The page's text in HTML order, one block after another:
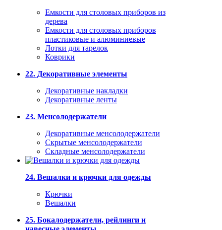
Емкости для столовых приборов из
дерева
Емкости для столовых приборов
пластиковые и алюминиевые
Лотки для тарелок
Коврики
22. Декоративные элементы
Декоративные накладки
Декоративные ленты
23. Менсолодержатели
Декоративные менсолодержатели
Скрытые менсолодержатели
Складные менсолодержатели
24. Вешалки и крючки для одежды
Крючки
Вешалки
25. Бокалодержатели, рейлинги и